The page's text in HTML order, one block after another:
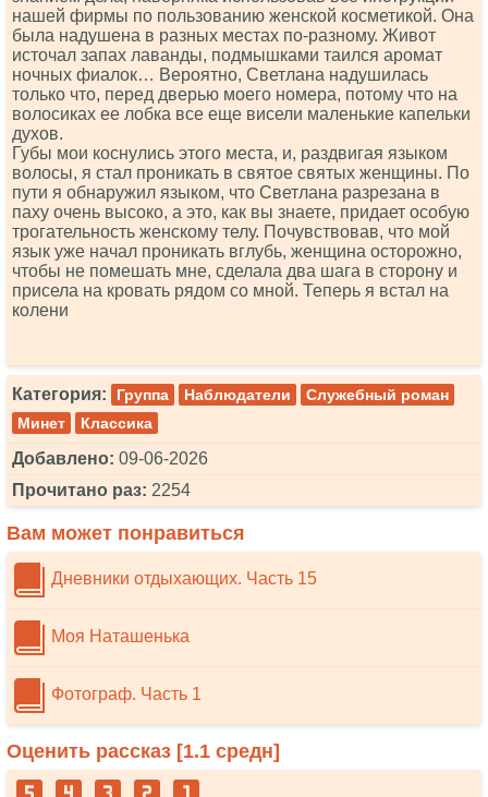
нашей фирмы по пользованию женской косметикой. Она
была надушена в разных местах по-разному. Живот
источал запах лаванды, подмышками таился аромат
ночных фиалок… Вероятно, Светлана надушилась
только что, перед дверью моего номера, потому что на
волосиках ее лобка все еще висели маленькие капельки
духов.
Губы мои коснулись этого места, и, раздвигая языком
волосы, я стал проникать в святое святых женщины. По
пути я обнаружил языком, что Светлана разрезана в
паху очень высоко, а это, как вы знаете, придает особую
трогательность женскому телу. Почувствовав, что мой
язык уже начал проникать вглубь, женщина осторожно,
чтобы не помешать мне, сделала два шага в сторону и
присела на кровать рядом со мной. Теперь я встал на
колени
Категория: Группа Наблюдатели
Служебный роман
Минет
Классика
Добавлено: 09-06-2026
Прочитано раз: 2254
Вам может понравиться
Дневники отдыхающих. Часть 15
Моя Наташенька
Фотограф. Часть 1
Оценить рассказ [1.1 средн]